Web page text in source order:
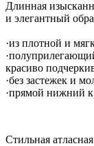
Длинная
и элегантный
·из плотной и
·
красиво
·без застежек и
·прямой нижний
Стильная